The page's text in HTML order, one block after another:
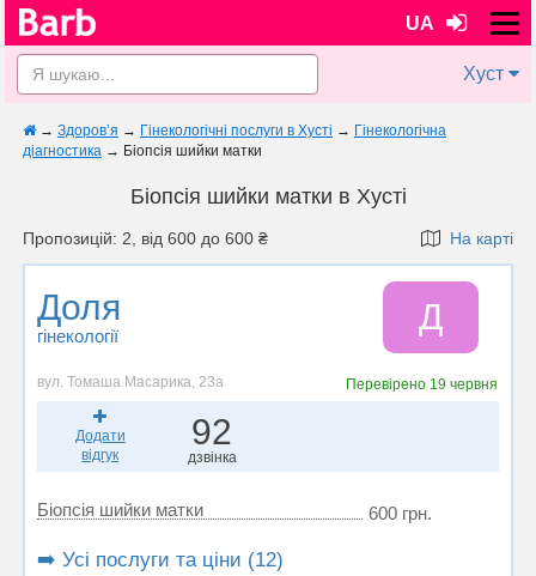
UA
Хуст
→ Здоров’я → Гінекологічні послуги в Хусті → Гінекологічна
діагностика → Біопсія шийки матки
Біопсія шийки матки в Хусті
Пропозицій: 2, від 600 до 600 ₴ На карті
Доля
гінекології Д
вул. Томаша Масарика, 23а Перевірено 19 червня
Додати
відгук
92
дзвінка
Біопсія шийки матки 600 грн.
➡️ Усі послуги та ціни (12)